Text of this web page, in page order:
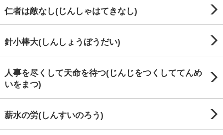
仁者は敵なし(じんしゃはてきなし)
針小棒大(しんしょうぼうだい)
人事を尽くして天命を待つ(じんじをつくしててんめ
いをまつ)
薪水の労(しんすいのろう)